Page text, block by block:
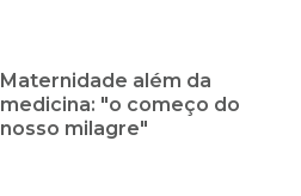
Maternidade além da
medicina: "o começo do
nosso milagre"